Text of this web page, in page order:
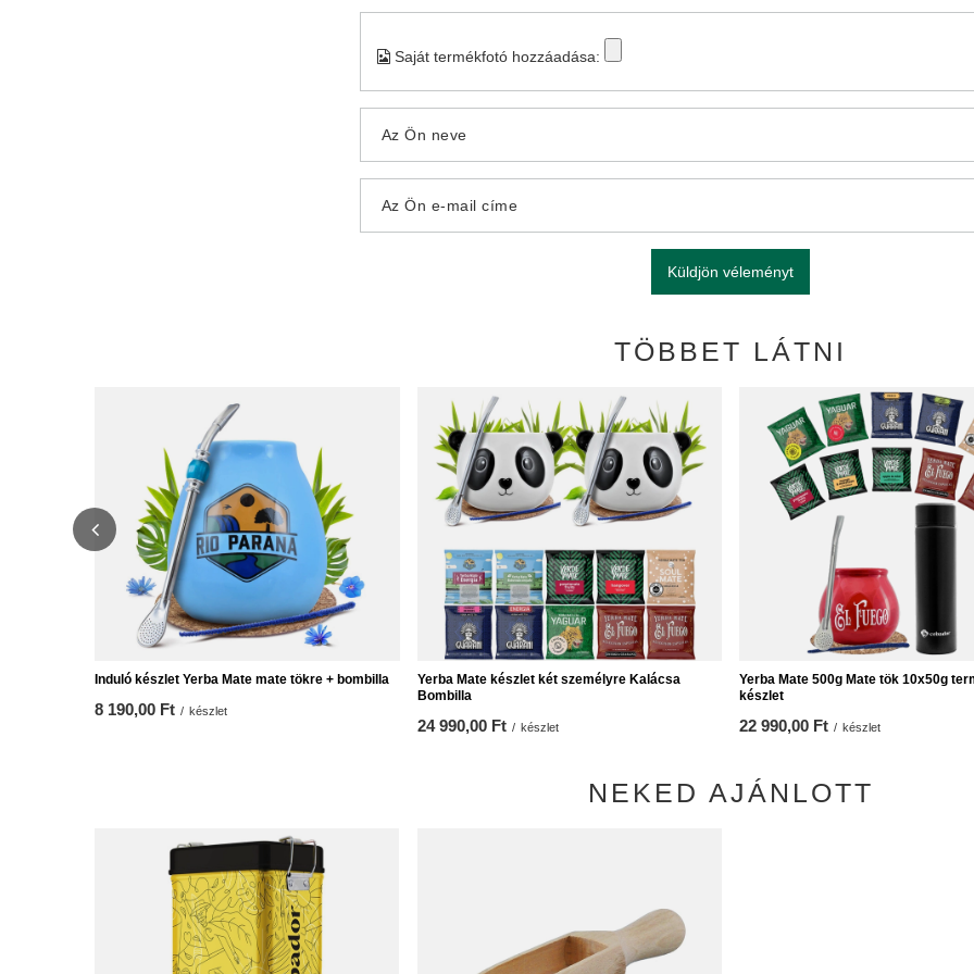
Saját termékfotó hozzáadása:
Az Ön neve
Az Ön e-mail címe
Küldjön véleményt
TÖBBET LÁTNI
Induló készlet Yerba Mate mate tökre + bombilla
8 190,00 Ft / készlet
Yerba Mate készlet két személyre Kalácsa
Bombilla
24 990,00 Ft / készlet
Yerba Mate 500g Mate tök 10x50g
készlet
22 990,00 Ft / készlet
NEKED AJÁNLOTT